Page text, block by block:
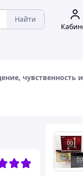
Найти
чувственность